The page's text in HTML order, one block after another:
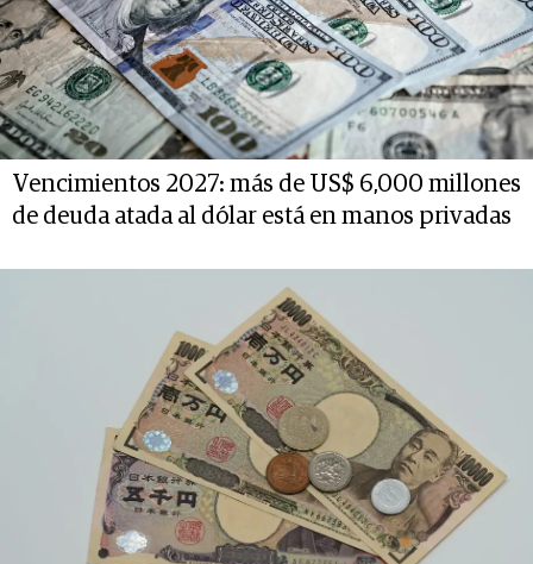
Vencimientos 2027: más de US$ 6,000 millones
de deuda atada al dólar está en manos privadas